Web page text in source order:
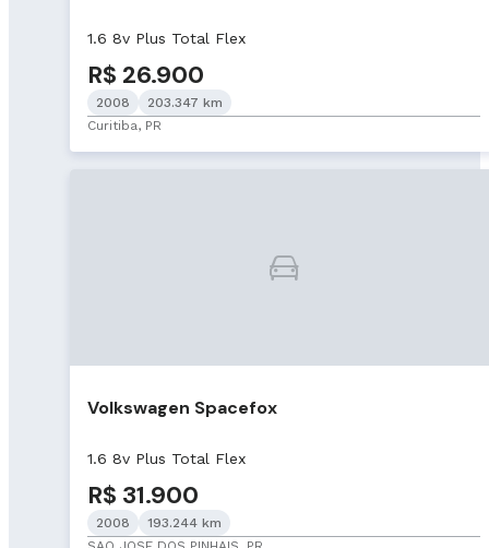
1.6 8v Plus Total Flex
R$ 26.900
2008
203.347 km
Curitiba, PR
Volkswagen Spacefox
1.6 8v Plus Total Flex
R$ 31.900
2008
193.244 km